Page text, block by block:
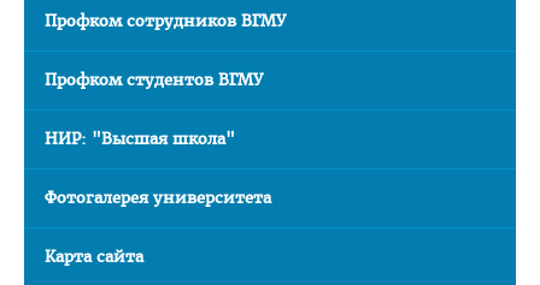
Факультет довузовской подготовки
Порядок приема на ФДП 2026
Расписание
Стоимость обучения
Для иностранных граждан
Профком сотрудников ВГМУ
Профком студентов ВГМУ
НИР: "Высшая школа"
Фотогалерея университета
Карта сайта